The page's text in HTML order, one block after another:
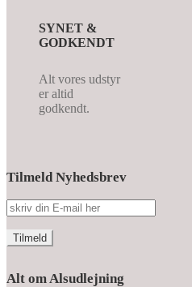
SYNET &
GODKENDT
Alt vores udstyr
er altid
godkendt.
Tilmeld Nyhedsbrev
Alt om Alsudlejning